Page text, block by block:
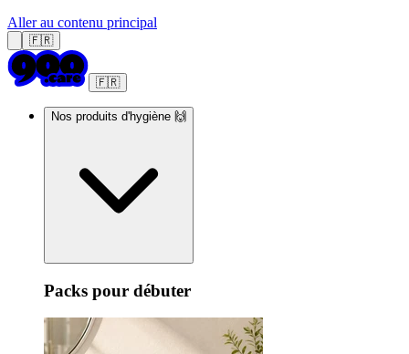
Aller au contenu principal
🇫🇷
🇫🇷
Nos produits d'hygiène 🙌
Packs pour débuter